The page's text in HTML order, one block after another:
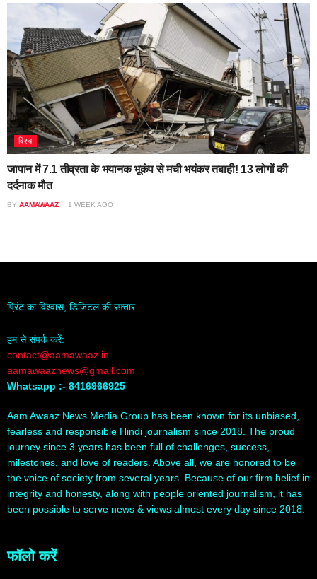
विश्व
जापान में 7.1 तीव्रता के भयानक भूकंप से मची भयंकर तबाही! 13 लोगों की
दर्दनाक मौत
BY AAMAWAAZ 1 WEEK AGO
प्रिंट का विश्वास, डिजिटल की रफ़्तार
हम से संपर्क करें:
contact@aamawaaz.in
aamawaaznews@gmail.com
Whatsapp :- 8416966925
Aam Awaaz News Media Group has been known for its unbiased,
fearless and responsible Hindi journalism since 2018. The proud
journey since 3 years has been full of challenges, success,
milestones, and love of readers. Above all, we are honored to be
the voice of society from several years. Because of our firm belief in
integrity and honesty, along with people oriented journalism, it has
been possible to serve news & views almost every day since 2018.
फॉलो करें